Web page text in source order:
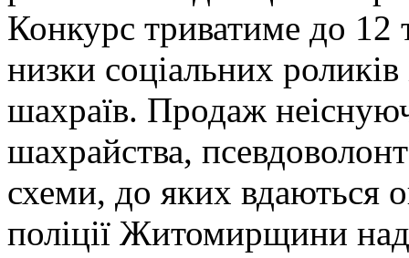
Конкурс триватиме до 12
низки соціальних
шахраїв. Продаж
шахрайства,
схеми, до яких
поліції Житомирщини